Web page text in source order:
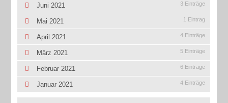
Juni 2021 3 Einträge
Mai 2021 1 Eintrag
April 2021 4 Einträge
März 2021 5 Einträge
Februar 2021 6 Einträge
Januar 2021 4 Einträge